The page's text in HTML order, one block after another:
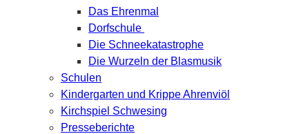
Das Ehrenmal
Dorfschule
Die Schneekatastrophe
Die Wurzeln der Blasmusik
Schulen
Kindergarten und Krippe Ahrenviöl
Kirchspiel Schwesing
Presseberichte